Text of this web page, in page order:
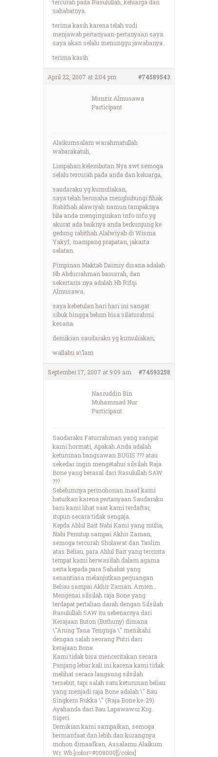
tercurah pada Rasulullah, keluarga dan
sahabatnya.
terima kasih karena telah sudi
menjawab pertanyaan-pertanyaan saya.
saya akan selalu menunggu jawabanya..
terima kasih
April 22, 2007 at 2:04 pm #74589543
Munzir Almusawa
Participant
Alaikumsalam warahmatullah
wabarakatuh,
Limpahan kelembutan Nya swt semoga
selalu tercurah pada anda dan keluarga,
saudaraku yg kumuliakan,
saya telah berusaha menghubungi fihak
Rabithah alawiyah namun tampaknya
bila anda menginginkan info info yg
akurat ada baiknya anda berkunjung ke
gedung rabithah Alalwiyah di Wisma
Yakyf, mampang prapatan, jakarta
selatan.
Pimpinan Maktab Daimiy disana adalah
Hb Abdurrahman basurrah, dan
sekertaris nya adalah Hb Rifqi
Almusawa.
saya kebetulan hari hari ini sangat
sibuk hingga belum bisa silaturahmi
kesana.
demikian saudaraku yg kumuliakan,
wallahu a\’lam
September 17, 2007 at 9:09 am #74593258
Nasruddin Bin
Muhammad Nur
Participant
Saudaraku Faturrahman yang sangat
kami hormati, Apakah Anda adalah
keturunan bangsawan BUGIS ??? atau
sekedar ingin mengetahui silsilah Raja
Bone yang berasal dari Rasulullah SAW
???
Sebelumnya permohonan maaf kami
haturkan karena pertanyaan Saudaraku
baru kami lihat saat kami terdaftar,
itupun secara tidak sengaja.
Kepda Ahlul Bait Nabi Kami yang mulia,
Nabi Penutup sampai Akhir Zaman,
semoga tercurah Sholawat dan Taslim
atas Beliau, para Ahlul Bait yang tercinta
tempat kami berwasilah dalam agama
serta kepada para Sahabat yang
senantiasa melanjutkan perjuangan
Beliau sampai Akhir Zaman. Amien..
Mengenai silsilah raja Bone yang
terdapat pertalian darah dengan Silsilah
Rasulullah SAW itu sebenarnya dari
Kerajaan Buton (Buthuny) dimana
\"Arung Tana Tengnga \" menikahi
dengan salah seorang Putri dari
kerajaan Bone.
Kami tidak bisa menceritakan secara
Panjang lebar kali ini karena kami tidak
melihat secara langsung silsilah
tersebut, tapi salah satu keturunan beliau
yang menjadi raja Bone adalah \" Bau
Singkeru Rukka \" (Raja Bone ke-29)
Ayahanda dari Bau Lapawawoi Krg.
Sigeri.
Demikian kami sampaikan, semoga
bermanfaat dan lebih dan kurangnya
mohon dimaafkan, Assalamu Alaikum
Wr. Wb.[color=#008000][/color]